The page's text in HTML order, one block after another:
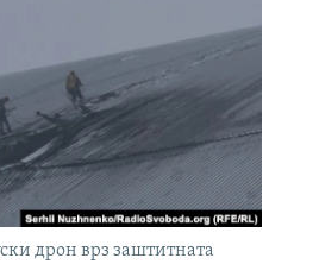
дрон врз заштитната